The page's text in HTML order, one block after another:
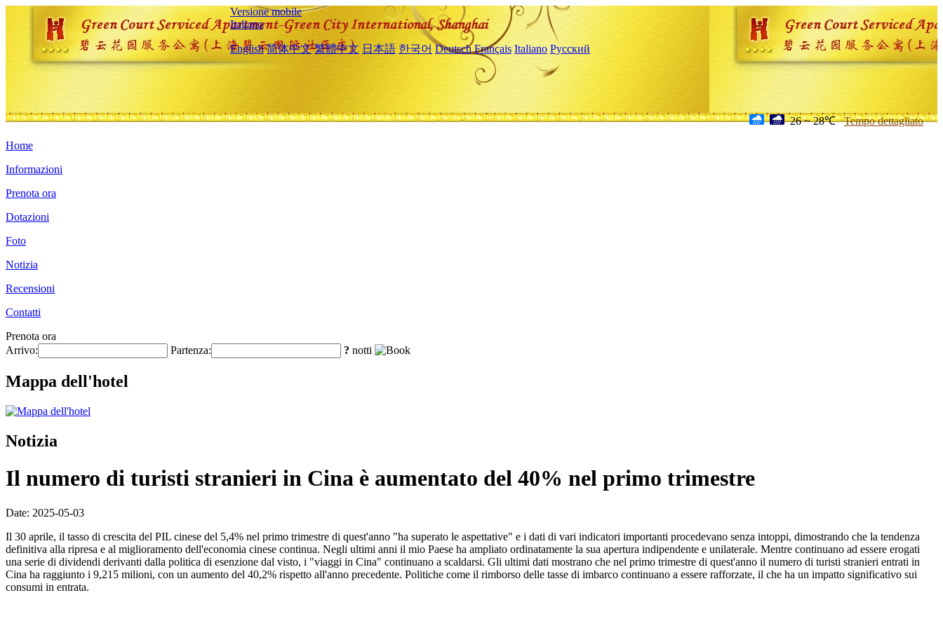
Versione mobile
Italiano
English 简体中文 繁體中文 日本語 한국어 Deutsch Français Italiano Русский
26 ~ 28℃ Tempo dettagliato
Home
Informazioni
Prenota ora
Dotazioni
Foto
Notizia
Recensioni
Contatti
Prenota ora
Arrivo:
Partenza: ? notti
Mappa dell'hotel
Notizia
Il numero di turisti stranieri in Cina è aumentato del 40% nel primo trimestre
Date: 2025-05-03
Il 30 aprile, il tasso di crescita del PIL cinese del 5,4% nel primo trimestre di quest'anno "ha superato le aspettative" e i dati di vari indicatori importanti procedevano senza intoppi, dimostrando che la tendenza
definitiva alla ripresa e al miglioramento dell'economia cinese continua. Negli ultimi anni il mio Paese ha ampliato ordinatamente la sua apertura indipendente e unilaterale. Mentre continuano ad essere erogati
una serie di dividendi derivanti dalla politica di esenzione dal visto, i "viaggi in Cina" continuano a scaldarsi. Gli ultimi dati mostrano che nel primo trimestre di quest'anno il numero di turisti stranieri entrati in
Cina ha raggiunto i 9,215 milioni, con un aumento del 40,2% rispetto all'anno precedente. Politiche come il rimborso delle tasse di imbarco continuano a essere rafforzate, il che ha un impatto significativo sui
consumi in entrata.